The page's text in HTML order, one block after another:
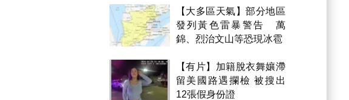
【大多區天氣】部分地區
發列黃色雷暴警告 萬
錦、烈治文山等恐現冰雹
【有片】加籍脫衣舞孃滯
留美國路遇攔檢 被搜出
12張假身份證